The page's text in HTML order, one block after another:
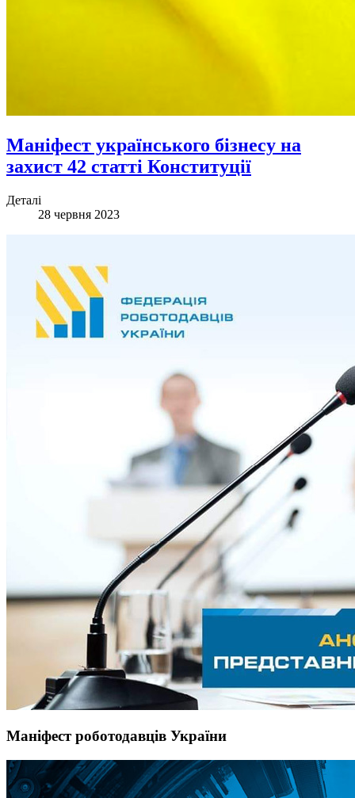
Маніфест українського бізнесу на
захист 42 статті Конституції
Деталі
28 червня 2023
Маніфест роботодавців України